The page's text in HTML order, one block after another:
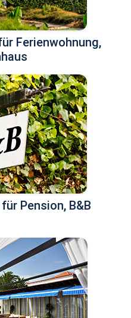
Ferienwohnung,
Pension, B&B